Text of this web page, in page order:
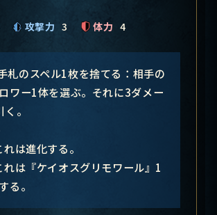
攻撃力 3 体力 4
札のスペル1枚を捨てる：相手の
ワー1体を選ぶ。それに3ダメー
。
れは進化する。
れは『ケイオスグリモワール』1
る。